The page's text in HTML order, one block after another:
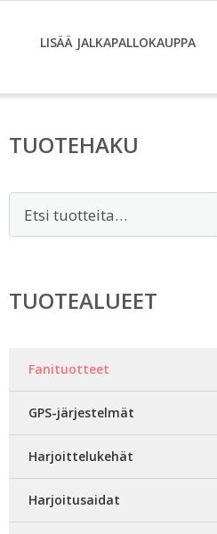
LISÄÄ JALKAPALLOKAUPPA
TUOTEHAKU
TUOTEALUEET
Fanituotteet
GPS-järjestelmät
Harjoittelukehät
Harjoitusaidat